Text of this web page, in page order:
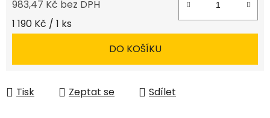
983,47 Kč bez DPH
Měrná cena:
1 190 Kč / 1 ks
DO KOŠÍKU
Tisk Zeptat se Sdílet